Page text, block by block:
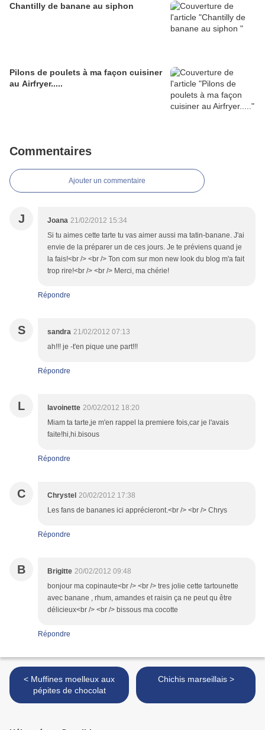
Chantilly de banane au siphon
Pilons de poulets à ma façon cuisiner
au Airfryer.....
Commentaires
Ajouter un commentaire
J Joana 21/02/2012 15:34
Si tu aimes cette tarte tu vas aimer aussi ma tatin-banane. J'ai
envie de la préparer un de ces jours. Je te préviens quand je
la fais!<br /> <br /> Ton com sur mon new look du blog m'a fait
trop rire!<br /> <br /> Merci, ma chérie!
Répondre
S sandra 21/02/2012 07:13
ah!!! je -t'en pique une part!!!
Répondre
L lavoinette 20/02/2012 18:20
Miam ta tarte,je m'en rappel la premiere fois,car je l'avais
faite!hi,hi.bisous
Répondre
C Chrystel 20/02/2012 17:38
Les fans de bananes ici apprécieront.<br /> <br /> Chrys
Répondre
B Brigitte 20/02/2012 09:48
bonjour ma copinaute<br /> <br /> tres jolie cette tartounette
avec banane , rhum, amandes et raisin ça ne peut qu être
délicieux<br /> <br /> bissous ma cocotte
Répondre
< Muffines moelleux aux
pépites de chocolat
Chichis marseillais >